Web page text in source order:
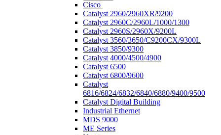
Cisco
Catalyst 2960/2960XR/9200
Catalyst 2960C/2960L/1000/1300
Catalyst 2960S/2960X/9200L
Catalyst 3560/3650/C9200CX/9300L
Catalyst 3850/9300
Catalyst 4000/4500/4900
Catalyst 6500
Catalyst 6800/9600
Catalyst
6816/6824/6832/6840/6880/9400/9500
Catalyst Digital Building
Industrial Ethernet
MDS 9000
ME Series